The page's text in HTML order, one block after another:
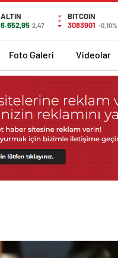
ALTIN
6.652,95 2,47
BITCOIN
3083901 -0,10%
Foto Galeri Videolar